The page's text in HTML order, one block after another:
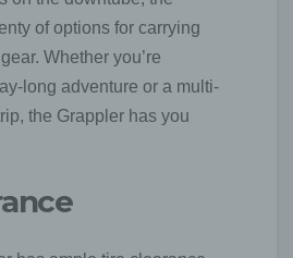
of options for carrying
Whether you’re
long adventure or a multi-
the Grappler has you